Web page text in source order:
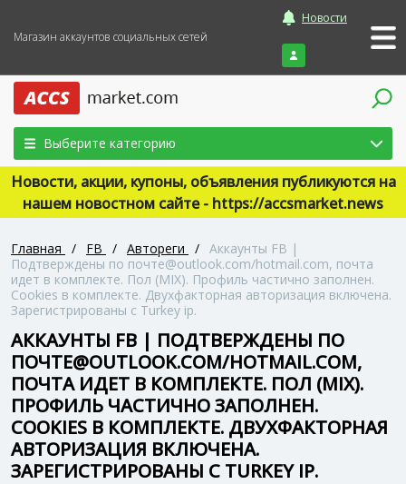
Магазин аккаунтов социальных сетей
Новости
Войти
Выберите категорию
Новости, акции, купоны, объявления публикуются на
нашем новостном сайте - https://accsmarket.news
Главная / FB / Автореги / Аккаунты FB |
Подтверждены по почте@outlook.com/hotmail.com, почта
идет в комплекте. Пол (MIX). Профиль частично заполнен.
Cookies в комплекте. Двухфакторная авторизация включена.
Зарегистрированы с Turkey ip.
АККАУНТЫ FB | ПОДТВЕРЖДЕНЫ ПО
ПОЧТЕ@OUTLOOK.COM/HOTMAIL.COM,
ПОЧТА ИДЕТ В КОМПЛЕКТЕ. ПОЛ (MIX).
ПРОФИЛЬ ЧАСТИЧНО ЗАПОЛНЕН.
COOKIES В КОМПЛЕКТЕ. ДВУХФАКТОРНАЯ
АВТОРИЗАЦИЯ ВКЛЮЧЕНА.
ЗАРЕГИСТРИРОВАНЫ С TURKEY IP.